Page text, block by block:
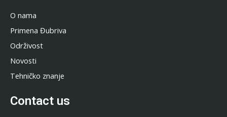
O nama
Primena Đubriva
Održivost
Novosti
Tehničko znanje
Contact us